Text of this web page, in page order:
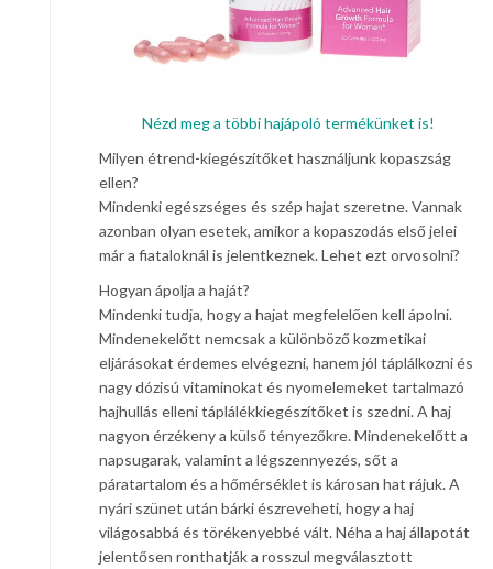
Nézd meg a többi hajápoló termékünket is!
Milyen étrend-kiegészítőket használjunk kopaszság
ellen?
Mindenki egészséges és szép hajat szeretne. Vannak
azonban olyan esetek, amikor a kopaszodás első jelei
már a fiataloknál is jelentkeznek. Lehet ezt orvosolni?
Hogyan ápolja a haját?
Mindenki tudja, hogy a hajat megfelelően kell ápolni.
Mindenekelőtt nemcsak a különböző kozmetikai
eljárásokat érdemes elvégezni, hanem jól táplálkozni és
nagy dózisú vitaminokat és nyomelemeket tartalmazó
hajhullás elleni táplálékkiegészítőket is szedni. A haj
nagyon érzékeny a külső tényezőkre. Mindenekelőtt a
napsugarak, valamint a légszennyezés, sőt a
páratartalom és a hőmérséklet is károsan hat rájuk. A
nyári szünet után bárki észreveheti, hogy a haj
világosabbá és törékenyebbé vált. Néha a haj állapotát
jelentősen ronthatják a rosszul megválasztott